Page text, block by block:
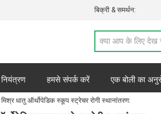
बिक्री & समर्थन:
नियंत्रण हमसे संपर्क करें एक बोली का
धातु ऑर्थोपेडिक स्कूप स्ट्रेचर रोगी स्थानांतरण: